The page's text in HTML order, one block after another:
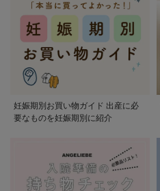
妊娠期別お買い物ガイド 出産に必
要なものを妊娠期別に紹介